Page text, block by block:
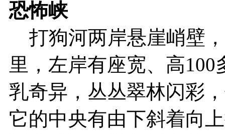
恐怖峡
打狗河两岸悬崖峭壁
里，左岸有座宽、高
乳奇异，丛丛翠林闪彩
它的中央有由下斜着向